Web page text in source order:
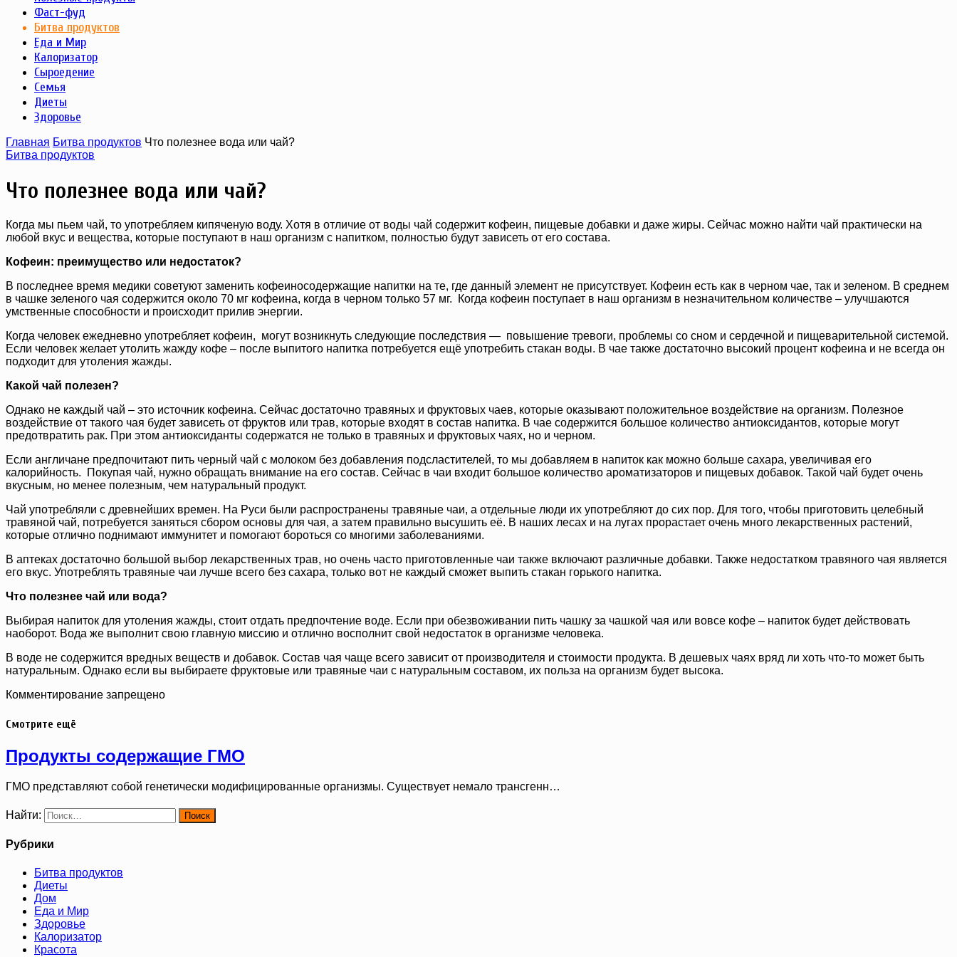
Фаст-фуд
Битва продуктов
Еда и Мир
Калоризатор
Сыроедение
Семья
Диеты
Здоровье
Главная Битва продуктов Что полезнее вода или чай?
Битва продуктов
Что полезнее вода или чай?
Когда мы пьем чай, то употребляем кипяченую воду. Хотя в отличие от воды чай содержит кофеин, пищевые добавки и даже жиры. Сейчас можно найти чай практически на
любой вкус и вещества, которые поступают в наш организм с напитком, полностью будут зависеть от его состава.
Кофеин: преимущество или недостаток?
В последнее время медики советуют заменить кофеиносодержащие напитки на те, где данный элемент не присутствует. Кофеин есть как в черном чае, так и зеленом. В среднем
в чашке зеленого чая содержится около 70 мг кофеина, когда в черном только 57 мг. Когда кофеин поступает в наш организм в незначительном количестве – улучшаются
умственные способности и происходит прилив энергии.
Когда человек ежедневно употребляет кофеин, могут возникнуть следующие последствия — повышение тревоги, проблемы со сном и сердечной и пищеварительной системой.
Если человек желает утолить жажду кофе – после выпитого напитка потребуется ещё употребить стакан воды. В чае также достаточно высокий процент кофеина и не всегда он
подходит для утоления жажды.
Какой чай полезен?
Однако не каждый чай – это источник кофеина. Сейчас достаточно травяных и фруктовых чаев, которые оказывают положительное воздействие на организм. Полезное
воздействие от такого чая будет зависеть от фруктов или трав, которые входят в состав напитка. В чае содержится большое количество антиоксидантов, которые могут
предотвратить рак. При этом антиоксиданты содержатся не только в травяных и фруктовых чаях, но и черном.
Если англичане предпочитают пить черный чай с молоком без добавления подсластителей, то мы добавляем в напиток как можно больше сахара, увеличивая его
калорийность. Покупая чай, нужно обращать внимание на его состав. Сейчас в чаи входит большое количество ароматизаторов и пищевых добавок. Такой чай будет очень
вкусным, но менее полезным, чем натуральный продукт.
Чай употребляли с древнейших времен. На Руси были распространены травяные чаи, а отдельные люди их употребляют до сих пор. Для того, чтобы приготовить целебный
травяной чай, потребуется заняться сбором основы для чая, а затем правильно высушить её. В наших лесах и на лугах прорастает очень много лекарственных растений,
которые отлично поднимают иммунитет и помогают бороться со многими заболеваниями.
В аптеках достаточно большой выбор лекарственных трав, но очень часто приготовленные чаи также включают различные добавки. Также недостатком травяного чая является
его вкус. Употреблять травяные чаи лучше всего без сахара, только вот не каждый сможет выпить стакан горького напитка.
Что полезнее чай или вода?
Выбирая напиток для утоления жажды, стоит отдать предпочтение воде. Если при обезвоживании пить чашку за чашкой чая или вовсе кофе – напиток будет действовать
наоборот. Вода же выполнит свою главную миссию и отлично восполнит свой недостаток в организме человека.
В воде не содержится вредных веществ и добавок. Состав чая чаще всего зависит от производителя и стоимости продукта. В дешевых чаях вряд ли хоть что-то может быть
натуральным. Однако если вы выбираете фруктовые или травяные чаи с натуральным составом, их польза на организм будет высока.
Комментирование запрещено
Смотрите ещё
Продукты содержащие ГМО
ГМО представляют собой генетически модифицированные организмы. Существует немало трансгенн…
Найти:
Рубрики
Битва продуктов
Диеты
Дом
Еда и Мир
Здоровье
Калоризатор
Красота